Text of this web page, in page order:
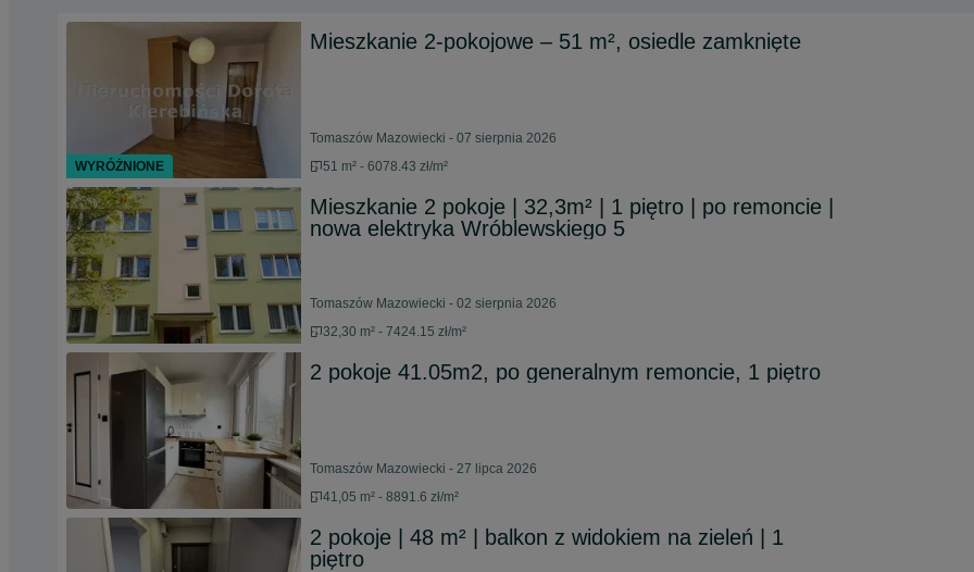
Mieszkanie 2-pokojowe – 51 m², osiedle zamknięte
Tomaszów Mazowiecki - 07 sierpnia 2026
51 m² - 6078.43 zł/m²
Mieszkanie 2 pokoje | 32,3m² | 1 piętro | po remoncie |
nowa elektryka Wróblewskiego 5
Tomaszów Mazowiecki - 02 sierpnia 2026
32,30 m² - 7424.15 zł/m²
2 pokoje 41.05m2, po generalnym remoncie, 1 piętro
Tomaszów Mazowiecki - 27 lipca 2026
41,05 m² - 8891.6 zł/m²
2 pokoje | 48 m² | balkon z widokiem na zieleń | 1
piętro
WYRÓŻNIONE